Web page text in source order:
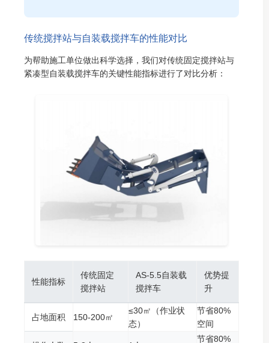
传统搅拌站与自装载搅拌车的性能对比
为帮助施工单位做出科学选择，我们对传统固定搅拌站与
紧凑型自装载搅拌车的关键性能指标进行了对比分析：
性能指标
传统固定
搅拌站
AS-5.5自装载
搅拌车
优势提
升
占地面积 150-200㎡
≤30㎡（作业状
态）
节省80%
空间
节省80%